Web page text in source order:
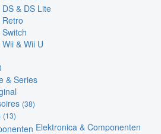
& DS Lite
& Wii U
& Series
(38)
(13)
Elektronica & Componenten